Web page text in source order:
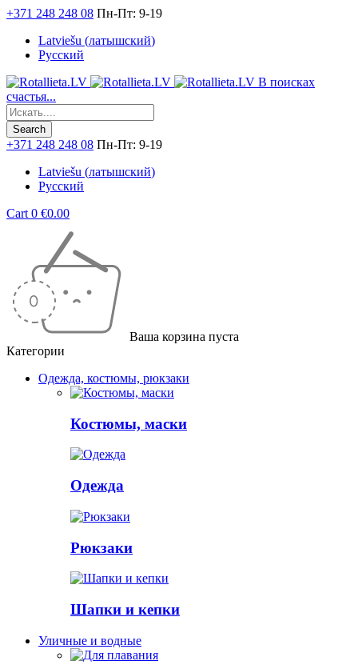
+371 248 248 08 Пн-Пт: 9-19
Latviešu (латышский)
Русский
В поисках
счастья...
+371 248 248 08 Пн-Пт: 9-19
Latviešu (латышский)
Русский
Cart 0 €0.00
Ваша корзина пуста
Категории
Одежда, костюмы, рюкзаки
Костюмы, маски
Одежда
Рюкзаки
Шапки и кепки
Уличные и водные